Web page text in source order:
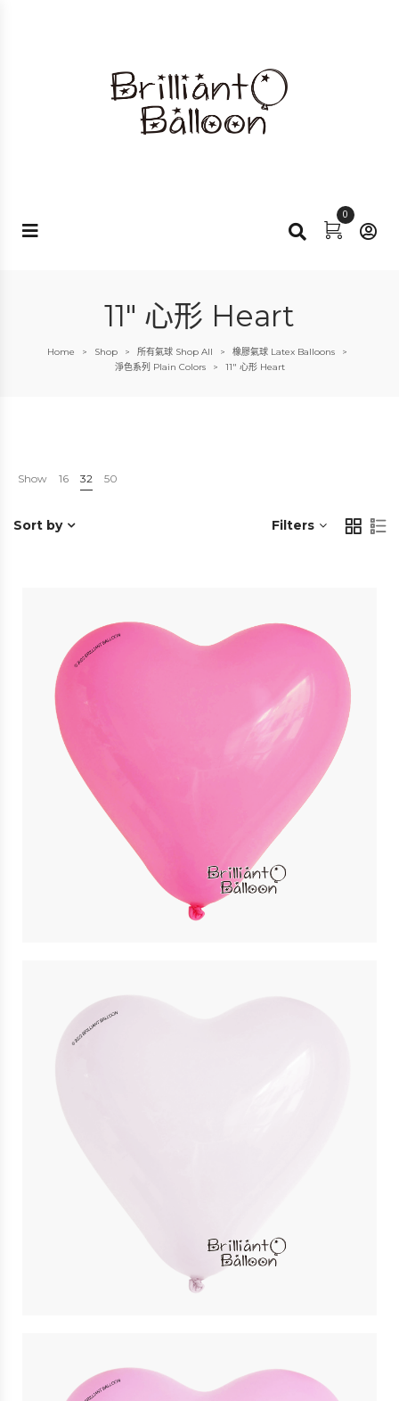
0
11" 心形 Heart
Home > Shop > 所有氣球 Shop All > 橡膠氣球 Latex Balloons >
淨色系列 Plain Colors > 11" 心形 Heart
Show 16 32 50
Filters
Sort by
11″ 深粉紅色心形 Rose Heart | Qualatex
11″ 白色心形 White Heart | Qualatex